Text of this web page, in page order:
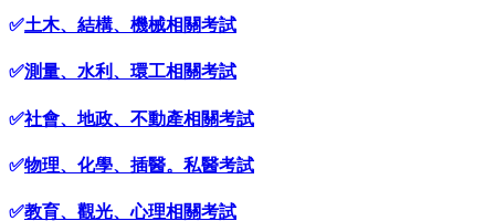
✅土木、結構、機械相關考試
✅測量、水利、環工相關考試
✅社會、地政、不動產相關考試
✅物理、化學、插醫。私醫考試
✅教育、觀光、心理相關考試